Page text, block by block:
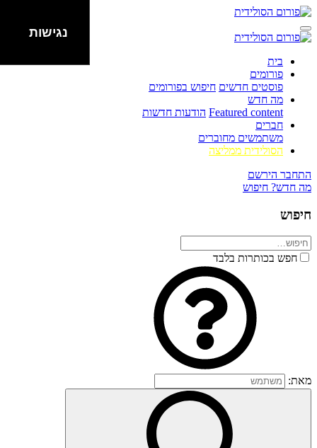
בית
פורומים
פוסטים חדשים חיפוש בפורומים
מה חדש
Featured content הודעות חדשות
חברים
משתמשים מחוברים
הסולידית ממליצה
התחבר הירשם
מה חדש? חיפוש
חיפוש
חפש בכותרות בלבד
מאת:
נגישות